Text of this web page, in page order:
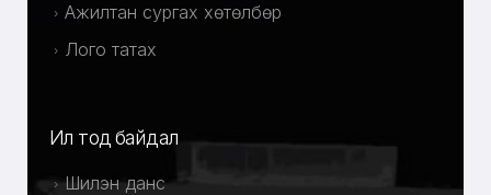
Ажилтан сургах хөтөлбөр
Лого татах
Ил тод байдал
Шилэн данс